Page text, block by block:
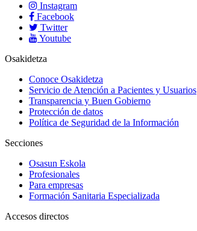
Instagram
Facebook
Twitter
Youtube
Osakidetza
Conoce Osakidetza
Servicio de Atención a Pacientes y Usuarios
Transparencia y Buen Gobierno
Protección de datos
Política de Seguridad de la Información
Secciones
Osasun Eskola
Profesionales
Para empresas
Formación Sanitaria Especializada
Accesos directos